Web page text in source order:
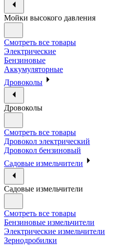
Мойки высокого давления
Смотреть все товары
Электрические
Бензиновые
Аккумуляторные
Дровоколы
Дровоколы
Смотреть все товары
Дровокол электрический
Дровокол бензиновый
Садовые измельчители
Садовые измельчители
Смотреть все товары
Бензиновые измельчители
Электрические измельчители
Зернодробилки